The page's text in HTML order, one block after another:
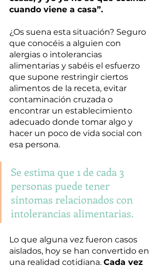
cuando viene a casa”.
¿Os suena esta situación? Seguro
que conocéis a alguien con
alergias o intolerancias
alimentarias y sabéis el esfuerzo
que supone restringir ciertos
alimentos de la receta, evitar
contaminación cruzada o
encontrar un establecimiento
adecuado donde tomar algo y
hacer un poco de vida social con
esa persona.
Se estima que 1 de cada 3
personas puede tener
síntomas relacionados con
intolerancias alimentarias.
Lo que alguna vez fueron casos
aislados, hoy se han convertido en
una realidad cotidiana. Cada vez